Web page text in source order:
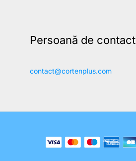
Persoană de contact
contact@cortenplus.com